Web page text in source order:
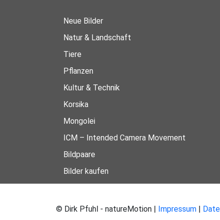
Neue Bilder
Natur & Landschaft
Tiere
Pflanzen
Kultur & Technik
Korsika
Mongolei
ICM – Intended Camera Movement
Bildpaare
Bilder kaufen
© Dirk Pfuhl - natureMotion | Impressum |